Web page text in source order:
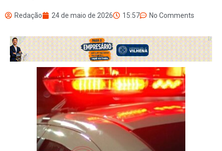
Redação 24 de maio de 2026 15:57 No Comments